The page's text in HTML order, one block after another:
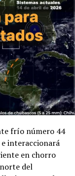
frío número 44
interaccionará
en chorro
del